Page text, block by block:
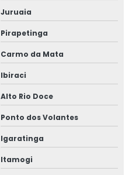
Juruaia
Pirapetinga
Carmo da Mata
Ibiraci
Alto Rio Doce
Ponto dos Volantes
Igaratinga
Itamogi